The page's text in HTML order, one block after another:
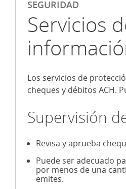
SEGURIDAD
Servicios
Los servicios de
cheques y débitos ACH.
Supervisión
Revisa y aprueba
Puede ser adecuado
por menos de una
emites.